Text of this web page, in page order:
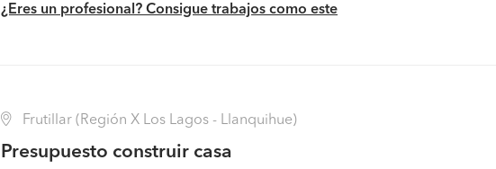
¿Eres un profesional? Consigue trabajos como este
Frutillar (Región X Los Lagos - Llanquihue)
Presupuesto construir casa